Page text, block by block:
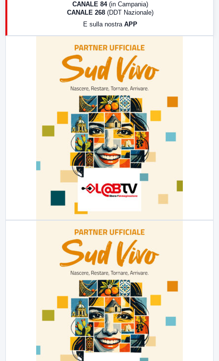
CANALE 84 (in Campania)
CANALE 268 (DDT Nazionale)
E sulla nostra APP